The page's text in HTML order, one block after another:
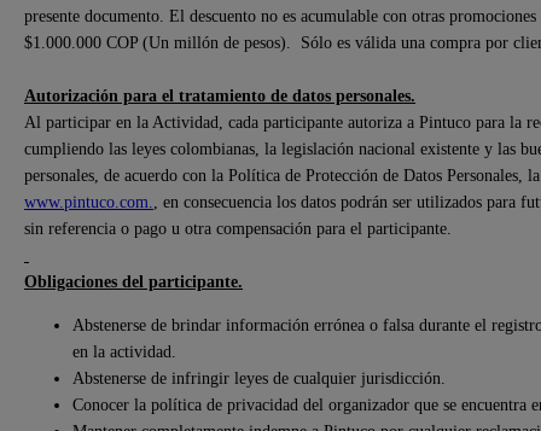
presente documento. El descuento no es acumulable con otras
$1.000.000 COP (Un millón de pesos). Sólo es válida una compra por
Autorización para el tratamiento de datos personales.
Al participar en la Actividad, cada participante autoriza a Pintuco para la
cumpliendo las leyes colombianas, la legislación nacional existente y las
personales, de acuerdo con la Política de Protección de Datos Personales,
www.pintuco.com.
, en consecuencia los datos podrán ser utilizados para
sin referencia o pago u otra compensación para el participante.
Obligaciones del participante.
Abstenerse de brindar información errónea o falsa durante el
en la actividad.
Abstenerse de infringir leyes de cualquier jurisdicción.
Conocer la política de privacidad del organizador que se encuentra